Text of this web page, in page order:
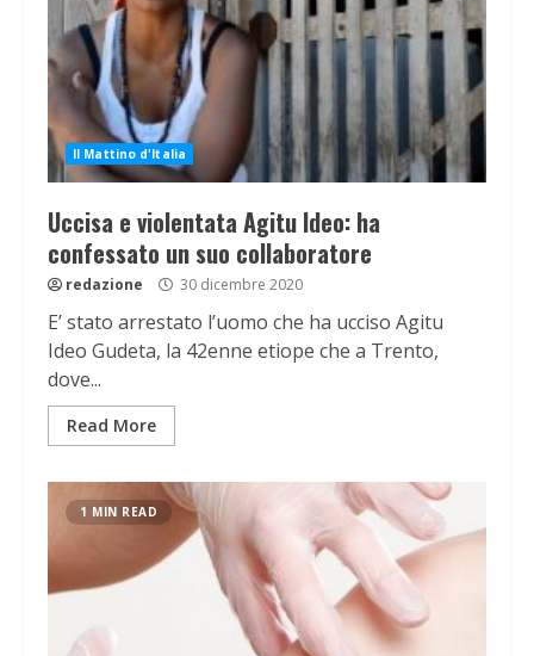
Il Mattino d'Italia
Uccisa e violentata Agitu Ideo: ha
confessato un suo collaboratore
redazione 30 dicembre 2020
E’ stato arrestato l’uomo che ha ucciso Agitu
Ideo Gudeta, la 42enne etiope che a Trento,
dove...
Read More
1 MIN READ